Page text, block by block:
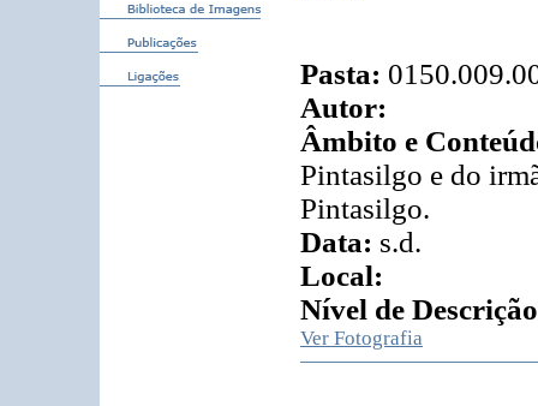
Pasta:
Autor:
Âmbito e
Pintasilgo e do
Pintasilgo.
Data: s.d.
Local:
Nível de
Ver Fotografia